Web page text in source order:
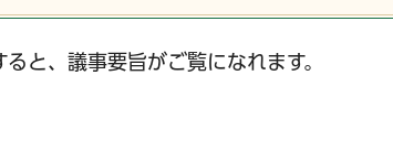
と、議事要旨がご覧になれます。
千葉市の電子行政サービス コンビニ交付